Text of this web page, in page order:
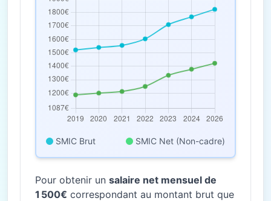
SMIC Brut SMIC Net (Non-cadre)
Pour obtenir un salaire net mensuel de
1 500€ correspondant au montant brut que